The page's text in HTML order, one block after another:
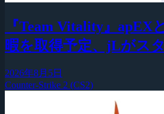
『Team Vitality』apEX
暇を取得予定、jLがス
2026年8月5日
Counter-Strike 2 (CS2)